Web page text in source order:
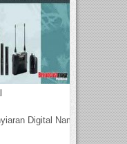
Digital Nama